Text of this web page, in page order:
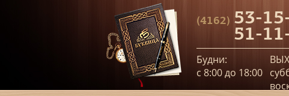
(4162) 53-
51-
Будни:
c 8:00 до 18:00